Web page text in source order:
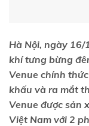
Hà Nội, ngày
khí tưng bừng
Venue chính
khấu và ra mắt
Venue được sản
Việt Nam với 2